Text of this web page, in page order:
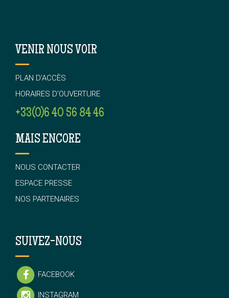
VENIR NOUS VOIR
PLAN D’ACCÈS
HORAIRES D’OUVERTURE
+33(0)6 40 56 84 46
MAIS ENCORE
NOUS CONTACTER
ESPACE PRESSE
NOS PARTENAIRES
SUIVEZ-NOUS
FACEBOOK
INSTAGRAM